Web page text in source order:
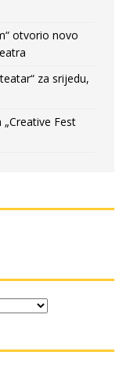
otvorio novo
za srijedu,
Fest